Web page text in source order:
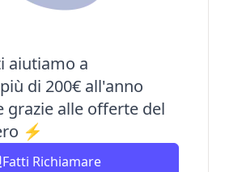
aiutiamo a
di 200€ all'anno
grazie alle offerte del
⚡
Fatti Richiamare